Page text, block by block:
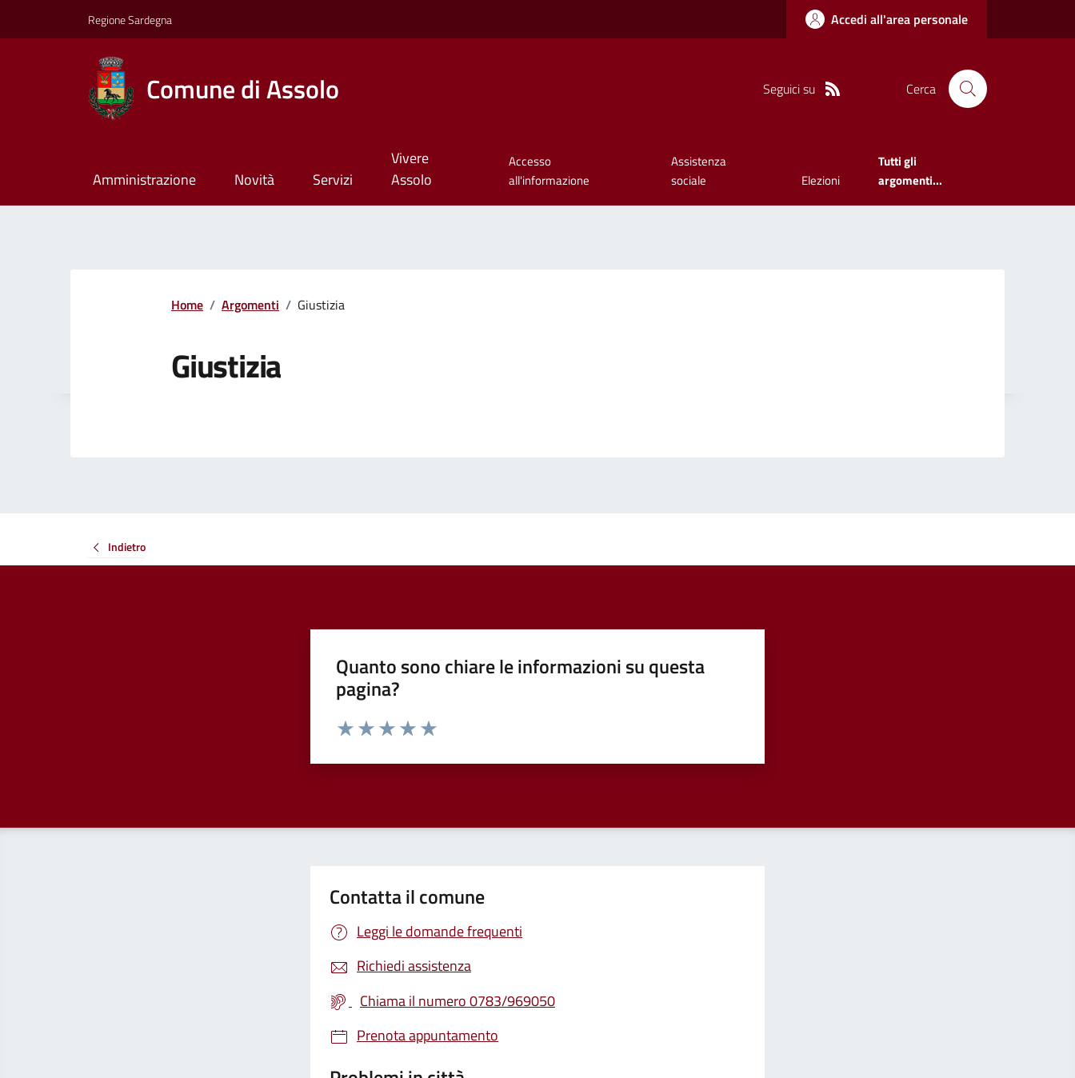
Regione Sardegna Accedi all'area personale
Comune di Assolo Seguici su Cerca
Amministrazione Novità Servizi
Vivere
Assolo
Accesso
all'informazione
Assistenza
sociale
Elezioni
Tutti gli
argomenti...
Home / Argomenti / Giustizia
Giustizia
Indietro
Quanto sono chiare le informazioni su questa
pagina?
Valuta da 1 a 5 stelle la pagina
Contatta il comune
Leggi le domande frequenti
Richiedi assistenza
Chiama il numero 0783/969050
Prenota appuntamento